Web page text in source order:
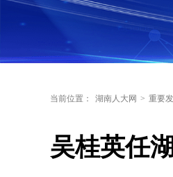
当前位置： 湖南人大网 > 重要
吴桂英任